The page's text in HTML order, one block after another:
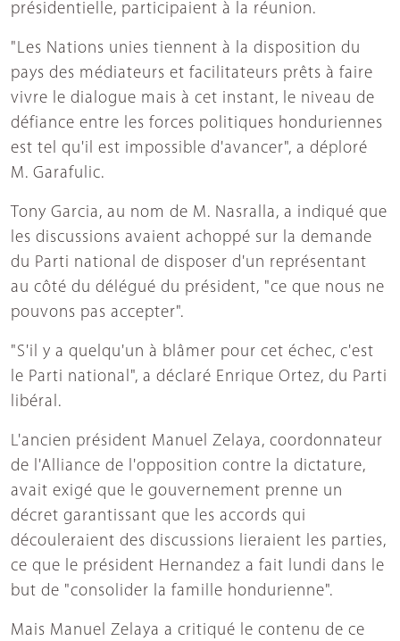
présidentielle, participaient à la réunion.
"Les Nations unies tiennent à la disposition du
pays des médiateurs et facilitateurs prêts à faire
vivre le dialogue mais à cet instant, le niveau de
défiance entre les forces politiques honduriennes
est tel qu'il est impossible d'avancer", a déploré
M. Garafulic.
Tony Garcia, au nom de M. Nasralla, a indiqué que
les discussions avaient achoppé sur la demande
du Parti national de disposer d'un représentant
au côté du délégué du président, "ce que nous ne
pouvons pas accepter".
"S'il y a quelqu'un à blâmer pour cet échec, c'est
le Parti national", a déclaré Enrique Ortez, du Parti
libéral.
L'ancien président Manuel Zelaya, coordonnateur
de l'Alliance de l'opposition contre la dictature,
avait exigé que le gouvernement prenne un
décret garantissant que les accords qui
découleraient des discussions lieraient les parties,
ce que le président Hernandez a fait lundi dans le
but de "consolider la famille hondurienne".
Mais Manuel Zelaya a critiqué le contenu de ce